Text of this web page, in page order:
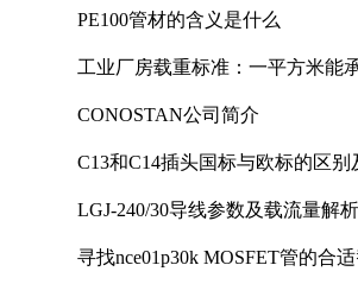
PE100管材的含义是什么
工业厂房载重标准：一平方米能
CONOSTAN公司简介
C13和C14插头国标与欧标的区
LGJ-240/30导线参数及载流量解析
寻找nce01p30k MOSFET管的合